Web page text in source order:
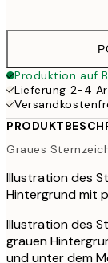
Produktion auf
Lieferung 2-4
Graues
Illustration des
Hintergrund mit
Illustration des
grauen
und unter dem